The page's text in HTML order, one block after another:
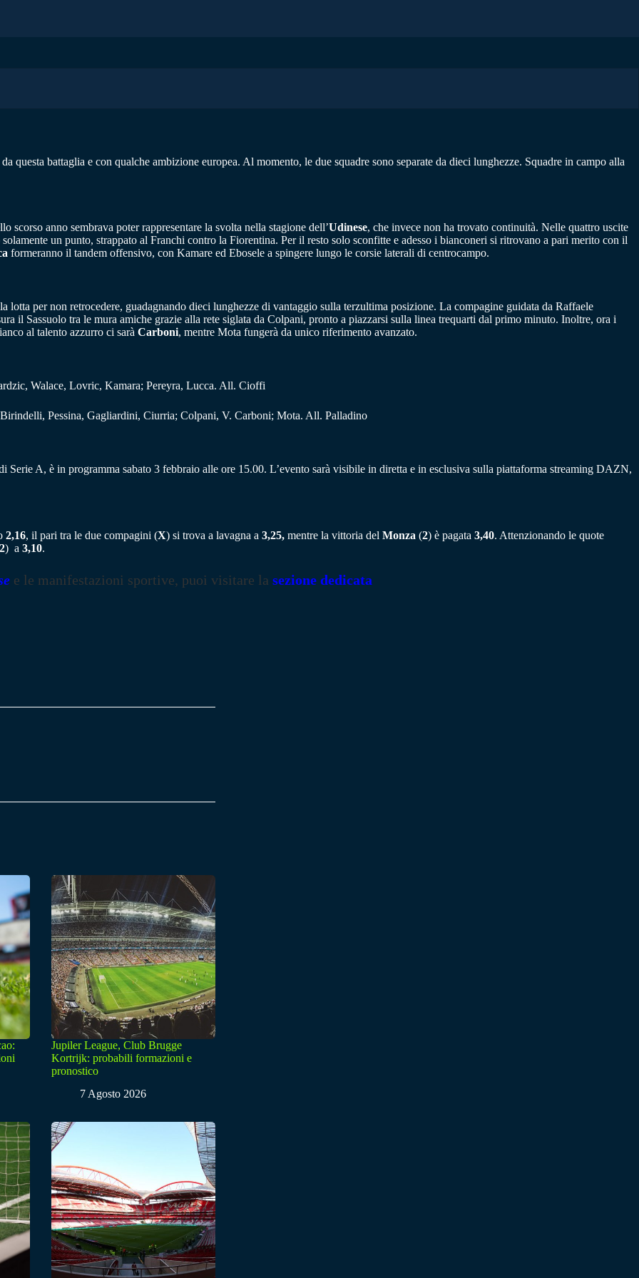
questa battaglia e con qualche ambizione europea. Al momento, le due squadre sono separate da dieci lunghezze. Squadre in campo alla
anno sembrava poter rappresentare la svolta nella stagione dell’Udinese, che invece non ha trovato continuità. Nelle quattro uscite
un punto, strappato al Franchi contro la Fiorentina. Per il resto solo sconfitte e adesso i bianconeri si ritrovano a pari merito con il
formeranno il tandem offensivo, con Kamare ed Ebosele a spingere lungo le corsie laterali di centrocampo.
lotta per non retrocedere, guadagnando dieci lunghezze di vantaggio sulla terzultima posizione. La compagine guidata da Raffaele
il Sassuolo tra le mura amiche grazie alla rete siglata da Colpani, pronto a piazzarsi sulla linea trequarti dal primo minuto. Inoltre, ora i
al talento azzurro ci sarà Carboni, mentre Mota fungerà da unico riferimento avanzato.
Walace, Lovric, Kamara; Pereyra, Lucca. All. Cioffi
Pessina, Gagliardini, Ciurria; Colpani, V. Carboni; Mota. All. Palladino
Serie A, è in programma sabato 3 febbraio alle ore 15.00. L’evento sarà visibile in diretta e in esclusiva sulla piattaforma streaming DAZN,
2,16, il pari tra le due compagini (X) si trova a lavagna a 3,25, mentre la vittoria del Monza (2) è pagata 3,40. Attenzionando le quote
2) a 3,10.
e le manifestazioni sportive, puoi visitare la sezione dedicata
Jupiler League, Club Brugge
Kortrijk: probabili formazioni e
pronostico
7 Agosto 2026